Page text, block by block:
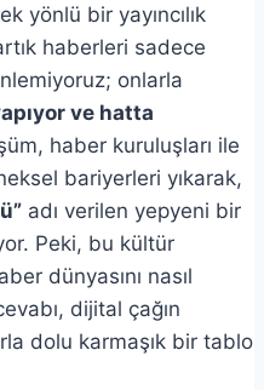
yönlü bir yayıncılık
haberleri sadece
onlarla
ve hatta
haber kuruluşları ile
bariyerleri yıkarak,
adı verilen yepyeni bir
Peki, bu kültür
dünyasını nasıl
dijital çağın
dolu karmaşık bir tablo